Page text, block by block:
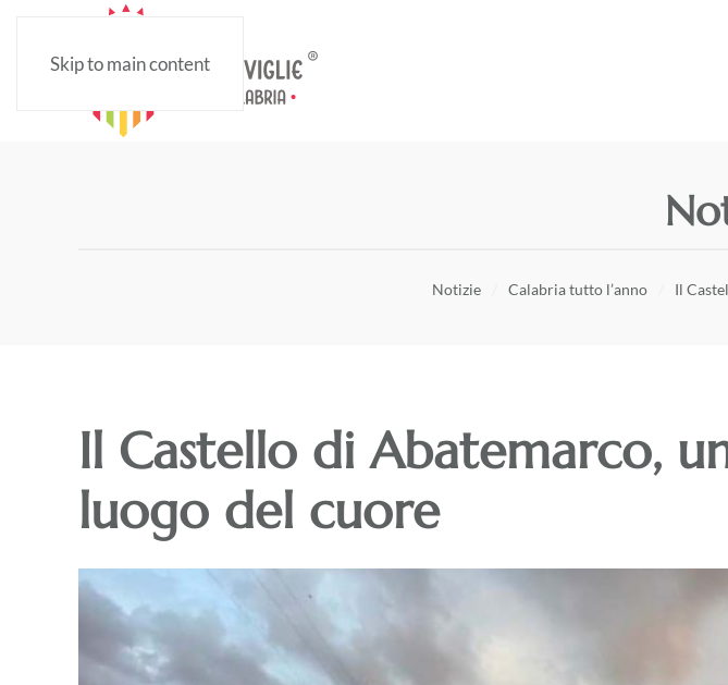
Skip to main content
Notizie Calabria tutto l’anno Il
Il Castello di Abatemarco,
luogo del cuore